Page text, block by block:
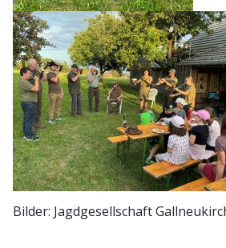
Bilder: Jagdgesellschaft